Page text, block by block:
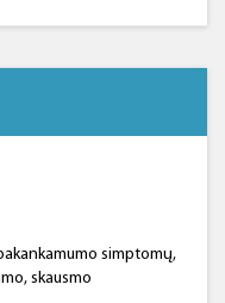
simptomų,
skausmo